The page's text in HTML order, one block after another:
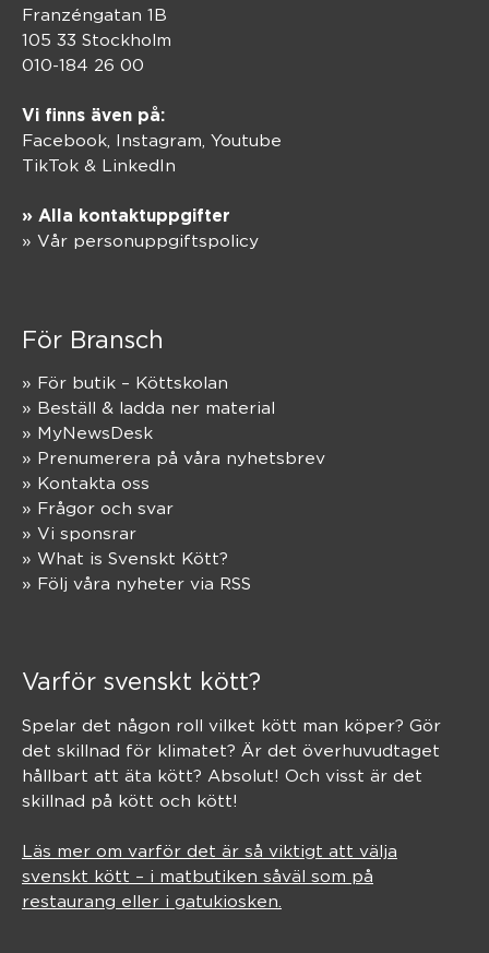
Franzéngatan 1B
105 33 Stockholm
010-184 26 00
Vi finns även på:
Facebook, Instagram Youtube
TikTok & LinkedIn
» Alla kontaktuppgifter
» Vår personuppgiftspolicy
För Bransch
» För butik – Köttskolan
» Beställ & ladda ner material
» MyNewsDesk
» Prenumerera på våra nyhetsbrev
» Kontakta oss
» Frågor och svar
» Vi sponsrar
» What is Svenskt Kött?
» Följ våra nyheter via RSS
Varför svenskt kött?
Spelar det någon roll vilket kött man köper? Gör
det skillnad för klimatet? Är det överhuvudtaget
hållbart att äta kött? Absolut! Och visst är det
skillnad på kött och kött!
Läs mer om varför det är så viktigt att välja
svenskt kött – i matbutiken såväl som på
restaurang eller i gatukiosken.